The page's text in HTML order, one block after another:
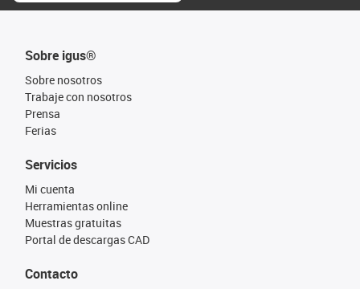
Sobre igus®
Sobre nosotros
Trabaje con nosotros
Prensa
Ferias
Servicios
Mi cuenta
Herramientas online
Muestras gratuitas
Portal de descargas CAD
Contacto